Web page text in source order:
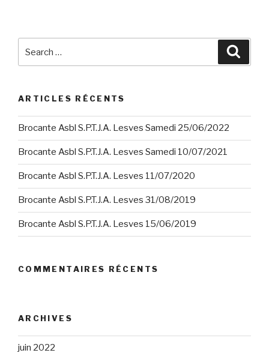
for:
ARTICLES RÉCENTS
Brocante Asbl S.P.T.J.A. Lesves Samedi 25/06/2022
Brocante Asbl S.P.T.J.A. Lesves Samedi 10/07/2021
Brocante Asbl S.P.T.J.A. Lesves 11/07/2020
Brocante Asbl S.P.T.J.A. Lesves 31/08/2019
Brocante Asbl S.P.T.J.A. Lesves 15/06/2019
COMMENTAIRES RÉCENTS
ARCHIVES
juin 2022